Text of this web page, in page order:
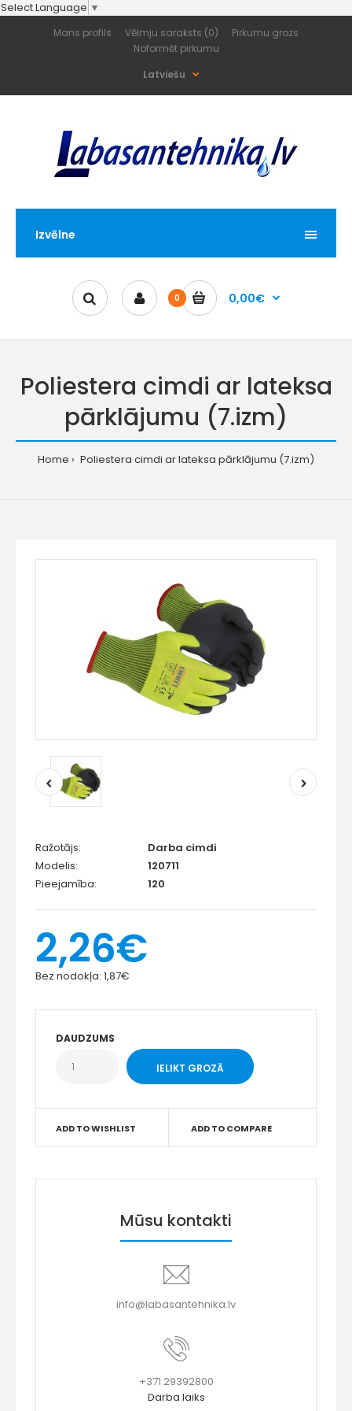
Select Language ▼
Mans profils Vēlmju saraksts (0)
Pirkumu grozs
Noformēt pirkumu
Latviešu
Izvēlne
0 0,00€
Poliestera cimdi ar lateksa
pārklājumu (7.izm)
Home Poliestera cimdi ar lateksa pārklājumu (7.izm)
Ražotājs:
Darba cimdi
Modelis:
120711
Pieejamība:
120
2,26€
Bez nodokļa: 1,87€
DAUDZUMS
ADD TO WISHLIST ADD TO COMPARE
Mūsu kontakti
info@labasantehnika.lv
+371 29392800
Darba laiks